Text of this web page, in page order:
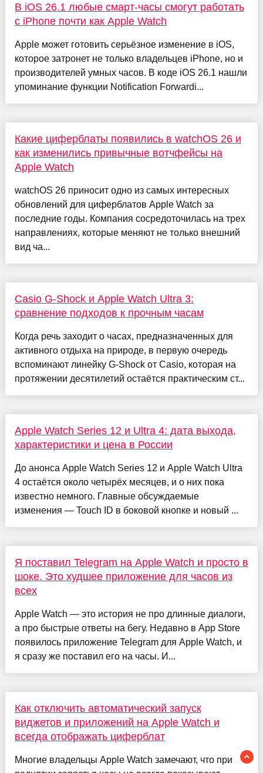
В iOS 26.1 любые смарт-часы смогут работать
с iPhone почти как Apple Watch
Apple может готовить серьёзное изменение в iOS,
которое затронет не только владельцев iPhone, но и
производителей умных часов. В коде iOS 26.1 нашли
упоминание функции Notification Forwardi...
Какие циферблаты появились в watchOS 26 и
как изменились привычные вотчфейсы на
Apple Watch
watchOS 26 приносит одно из самых интересных
обновлений для циферблатов Apple Watch за
последние годы. Компания сосредоточилась на трех
направлениях, которые меняют не только внешний
вид ча...
Casio G-Shock и Apple Watch Ultra 3:
сравнение подходов к прочным часам
Когда речь заходит о часах, предназначенных для
активного отдыха на природе, в первую очередь
вспоминают линейку G-Shock от Casio, которая на
протяжении десятилетий остаётся практическим ст...
Apple Watch Series 12 и Ultra 4: дата выхода,
характеристики и цена в России
До анонса Apple Watch Series 12 и Apple Watch Ultra
4 остаётся около четырёх месяцев, и о них пока
известно немного. Главные обсуждаемые
изменения — Touch ID в боковой кнопке и новый ...
Я поставил Telegram на Apple Watch и просто в
шоке. Это худшее приложение для часов из
всех
Apple Watch — это история не про длинные диалоги,
а про быстрые ответы на бегу. Недавно в App Store
появилось приложение Telegram для Apple Watch, и
я сразу же поставил его на часы. И...
Как отключить автоматический запуск
виджетов и приложений на Apple Watch и
всегда отображать циферблат
Многие владельцы Apple Watch замечают, что при